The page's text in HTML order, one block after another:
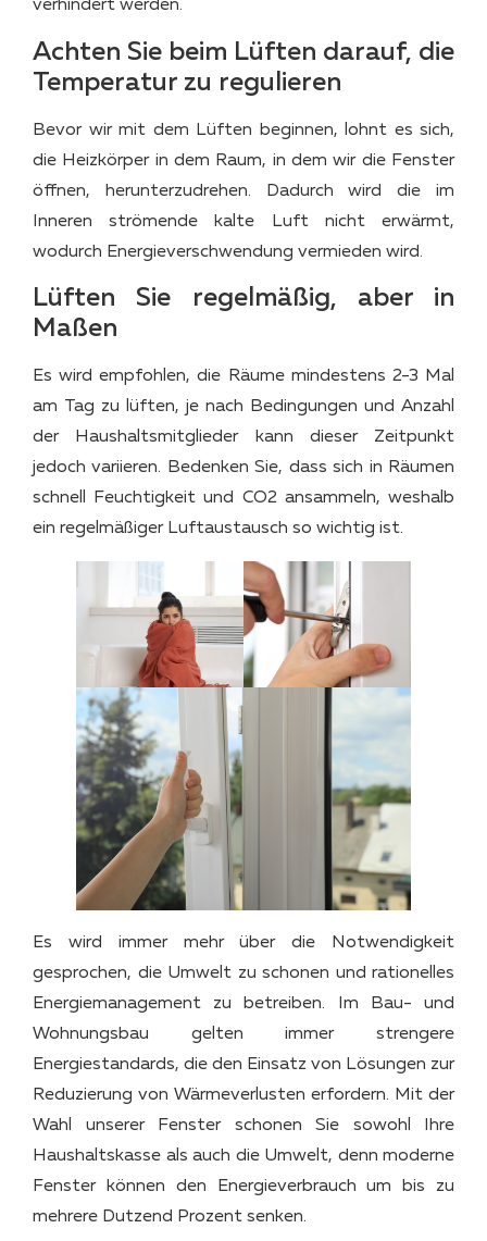
verhindert werden.
Achten Sie beim Lüften darauf, die
Temperatur zu regulieren
Bevor wir mit dem Lüften beginnen, lohnt es sich,
die Heizkörper in dem Raum, in dem wir die Fenster
öffnen, herunterzudrehen. Dadurch wird die im
Inneren strömende kalte Luft nicht erwärmt,
wodurch Energieverschwendung vermieden wird.
Lüften Sie regelmäßig, aber in
Maßen
Es wird empfohlen, die Räume mindestens 2-3 Mal
am Tag zu lüften, je nach Bedingungen und Anzahl
der Haushaltsmitglieder kann dieser Zeitpunkt
jedoch variieren. Bedenken Sie, dass sich in Räumen
schnell Feuchtigkeit und CO2 ansammeln, weshalb
ein regelmäßiger Luftaustausch so wichtig ist.
Es wird immer mehr über die Notwendigkeit
gesprochen, die Umwelt zu schonen und rationelles
Energiemanagement zu betreiben. Im Bau- und
Wohnungsbau gelten immer strengere
Energiestandards, die den Einsatz von Lösungen zur
Reduzierung von Wärmeverlusten erfordern. Mit der
Wahl unserer Fenster schonen Sie sowohl Ihre
Haushaltskasse als auch die Umwelt, denn moderne
Fenster können den Energieverbrauch um bis zu
mehrere Dutzend Prozent senken.